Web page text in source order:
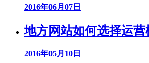
2016年06月07日
地方网站如何选择运营
2016年05月10日